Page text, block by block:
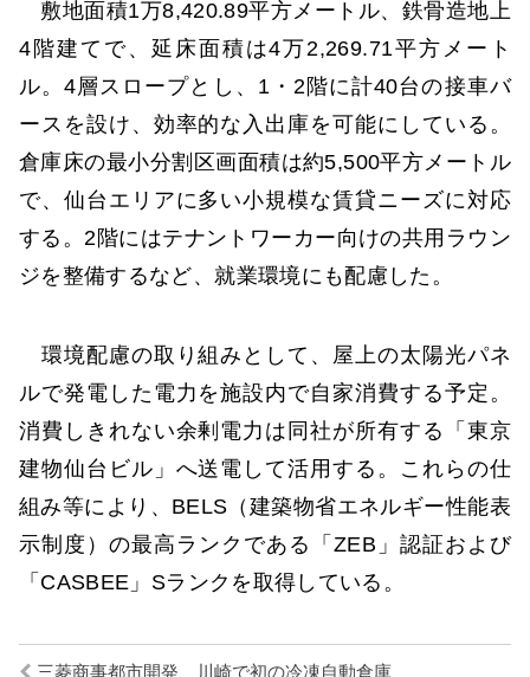
敷地面積1万8,420.89平方メートル、鉄骨造地上
4階建てで、延床面積は4万2,269.71平方メート
ル。4層スロープとし、1・2階に計40台の接車バ
ースを設け、効率的な入出庫を可能にしている。
倉庫床の最小分割区画面積は約5,500平方メートル
で、仙台エリアに多い小規模な賃貸ニーズに対応
する。2階にはテナントワーカー向けの共用ラウン
ジを整備するなど、就業環境にも配慮した。
環境配慮の取り組みとして、屋上の太陽光パネ
ルで発電した電力を施設内で自家消費する予定。
消費しきれない余剰電力は同社が所有する「東京
建物仙台ビル」へ送電して活用する。これらの仕
組み等により、BELS（建築物省エネルギー性能表
示制度）の最高ランクである「ZEB」認証および
「CASBEE」Sランクを取得している。
三菱商事都市開発、川崎で初の冷凍自動倉庫